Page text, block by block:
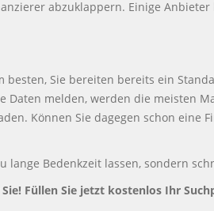
abzuklappern. Einige
Sie bereiten bereits ein
Daten melden, werden die meisten
Können Sie dagegen schon eine
Bedenkzeit lassen, sondern
Füllen Sie jetzt kostenlos Ihr